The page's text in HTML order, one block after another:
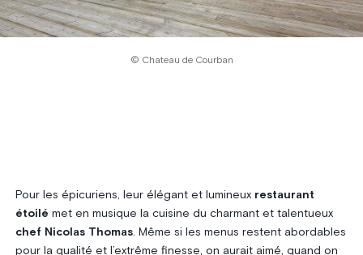
© Chateau de Courban
Pour les épicuriens, leur élégant et lumineux restaurant
étoilé met en musique la cuisine du charmant et talentueux
chef Nicolas Thomas. Même si les menus restent abordables
pour la qualité et l’extrême finesse, on aurait aimé, quand on